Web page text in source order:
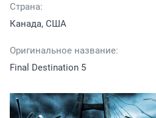
Страна:
Канада, США
Оригинальное название:
Final Destination 5